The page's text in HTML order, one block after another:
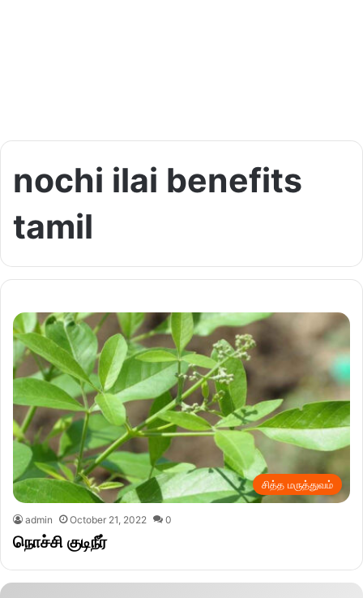
nochi ilai benefits
tamil
சித்த மருத்துவம்
admin October 21, 2022 0
நொச்சி குடிநீர்